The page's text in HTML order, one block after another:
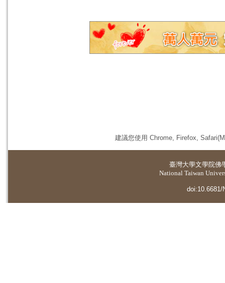
建議您使用 Chrome, Firefox,
臺灣大學文學院佛
National Taiwan
doi:10.6681/